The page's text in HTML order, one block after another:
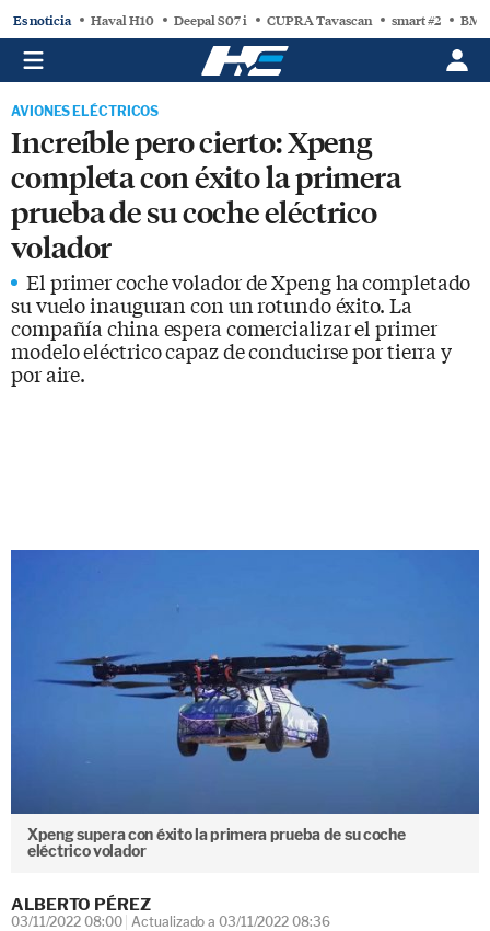
Es noticia Haval H10 Deepal S07 i CUPRA Tavascan smart #2
AVIONES ELÉCTRICOS
Increíble pero cierto: Xpeng
completa con éxito la primera
prueba de su coche eléctrico
volador
El primer coche volador de Xpeng ha completado
su vuelo inauguran con un rotundo éxito. La
compañía china espera comercializar el primer
modelo eléctrico capaz de conducirse por tierra y
por aire.
Xpeng supera con éxito la primera prueba de su coche
eléctrico volador
ALBERTO PÉREZ
03/11/2022 08:00 Actualizado a 03/11/2022 08:36